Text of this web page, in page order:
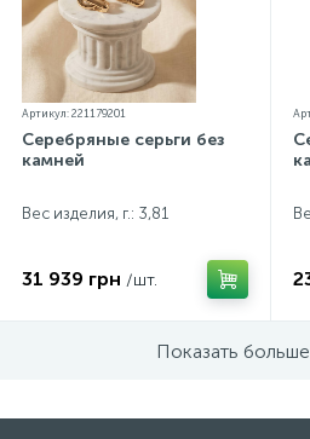
Артикул: 221179201
Серебряные серьги без
камней
Вес изделия, г.: 3,81
31 939 грн /шт.
Показать